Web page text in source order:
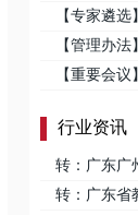
行业资讯